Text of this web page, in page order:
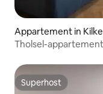
Appartement in
Tholsel-appartement
Superhost
Superhost